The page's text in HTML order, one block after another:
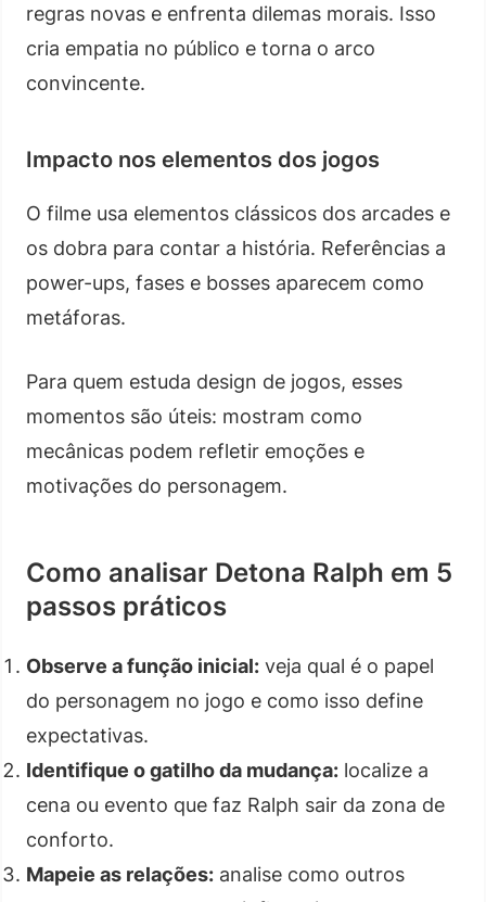
regras novas e enfrenta dilemas morais. Isso
cria empatia no público e torna o arco
convincente.
Impacto nos elementos dos jogos
O filme usa elementos clássicos dos arcades e
os dobra para contar a história. Referências a
power-ups, fases e bosses aparecem como
metáforas.
Para quem estuda design de jogos, esses
momentos são úteis: mostram como
mecânicas podem refletir emoções e
motivações do personagem.
Como analisar Detona Ralph em 5
passos práticos
Observe a função inicial: veja qual é o papel
do personagem no jogo e como isso define
expectativas.
Identifique o gatilho da mudança: localize a
cena ou evento que faz Ralph sair da zona de
conforto.
Mapeie as relações: analise como outros